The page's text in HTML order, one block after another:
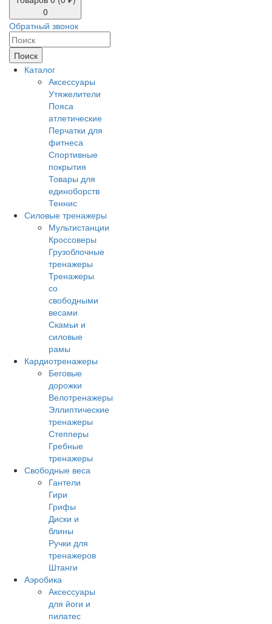
0
Обратный звонок
Поиск
Каталог
Аксессуары
Утяжелители
Пояса
атлетические
Перчатки для
фитнеса
Спортивные
покрытия
Товары для
единоборств
Теннис
Силовые тренажеры
Мультистанции
Кроссоверы
Грузоблочные
тренажеры
Тренажеры
со
свободными
весами
Скамьи и
силовые
рамы
Кардиотренажеры
Беговые
дорожки
Велотренажеры
Эллиптические
тренажеры
Степперы
Гребные
тренажеры
Свободные веса
Гантели
Гири
Грифы
Диски и
блины
Ручки для
тренажеров
Штанги
Аэробика
Аксессуары
для йоги и
пилатес